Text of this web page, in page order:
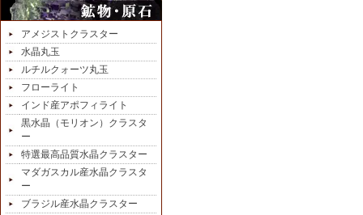
アメジストクラスター
水晶丸玉
ルチルクォーツ丸玉
フローライト
インド産アポフィライト
黒水晶（モリオン）クラスタ
ー
特選最高品質水晶クラスター
マダガスカル産水晶クラスタ
ー
ブラジル産水晶クラスター